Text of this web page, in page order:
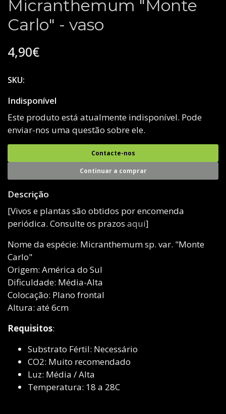
Micranthemum "Monte
Carlo" - vaso
4,90€
SKU:
Indisponível
Este produto está atualmente indisponível. Pode
enviar-nos uma questão sobre ele.
Contacte-nos
Continuar a comprar
Descrição
[Vivos e plantas são obtidos por encomenda
periódica. Consulte os prazos aqui]
Nome da espécie: Micranthemum sp. var. "Monte
Carlo"
Origem: América do Sul
Dificuldade: Média-Alta
Colocação: Plano frontal
Altura: até 6cm
Requisitos:
Substrato Fértil: Necessário
CO2: Muito recomendado
Luz: Média / Alta
Temperatura: 18 a 28C